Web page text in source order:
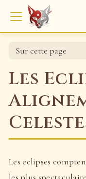
Sur cette page
Les
Les eclipses
les plus